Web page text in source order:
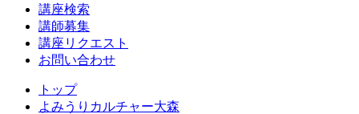
講座検索
講師募集
講座リクエスト
お問い合わせ
トップ
よみうりカルチャー大森